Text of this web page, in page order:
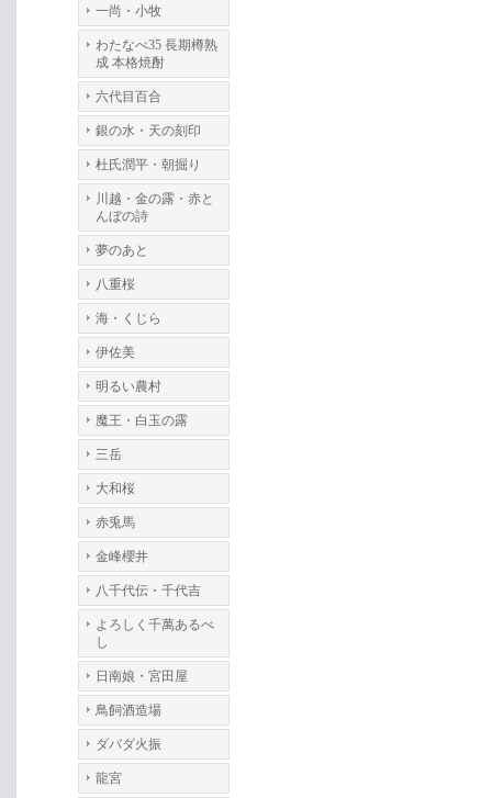
一尚・小牧
わたなべ35 長期樽熟
成 本格焼酎
六代目百合
銀の水・天の刻印
杜氏潤平・朝掘り
川越・金の露・赤と
んぼの詩
夢のあと
八重桜
海・くじら
伊佐美
明るい農村
魔王・白玉の露
三岳
大和桜
赤兎馬
金峰櫻井
八千代伝・千代吉
よろしく千萬あるべ
し
日南娘・宮田屋
鳥飼酒造場
ダバダ火振
龍宮